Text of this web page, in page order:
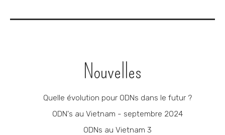
Nouvelles
Quelle évolution pour ODNs dans le futur ?
ODN's au Vietnam - septembre 2024
ODNs au Vietnam 3